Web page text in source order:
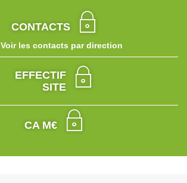
CONTACTS
Voir les contacts par direction
EFFECTIF
SITE
CA M€